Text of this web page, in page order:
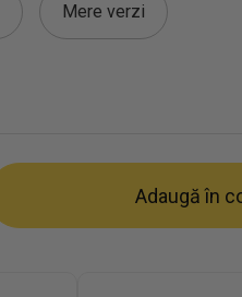
Mere verzi
Adaugă în